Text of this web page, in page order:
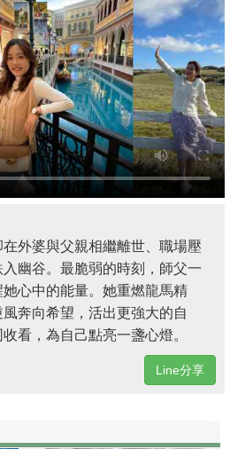
外婆與父親相繼離世、職場壓
幽谷。最脆弱的時刻，師父一
心中的能量。她重燃龍馬精
奔向希望，活出更強大的自
看，為自己點亮一盞心燈。
Line分享